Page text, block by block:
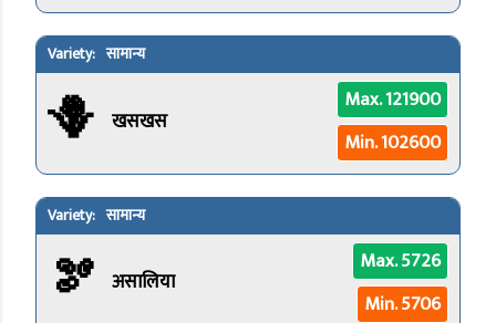
सामान्य
🪻 खसखस
Max. 121900
Min. 102600
सामान्य
🫘 असालिया
Max. 5726
Min. 5706